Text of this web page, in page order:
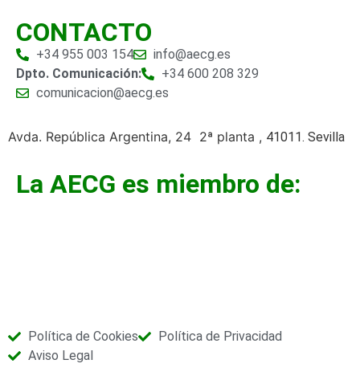
CONTACTO
+34 955 003 154
info@aecg.es
Dpto. Comunicación:
+34 600 208 329
comunicacion@aecg.es
Avda. República Argentina, 24 2ª planta , 41011. Sevilla
La AECG es miembro de:
Política de Cookies
Política de Privacidad
Aviso Legal